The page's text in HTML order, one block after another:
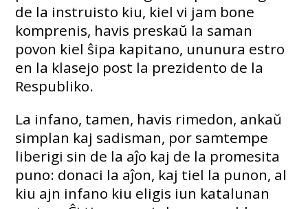
de la instruisto kiu, kiel vi jam bone
komprenis, havis preskaŭ la saman
povon kiel ŝipa kapitano, ununura estro
en la klasejo post la prezidento de la
Respubliko.
La infano, tamen, havis rimedon, ankaŭ
simplan kaj sadisman, por samtempe
liberigi sin de la aĵo kaj de la promesita
puno: donaci la aĵon, kaj tiel la punon, al
kiu ajn infano kiu eligis iun katalunan